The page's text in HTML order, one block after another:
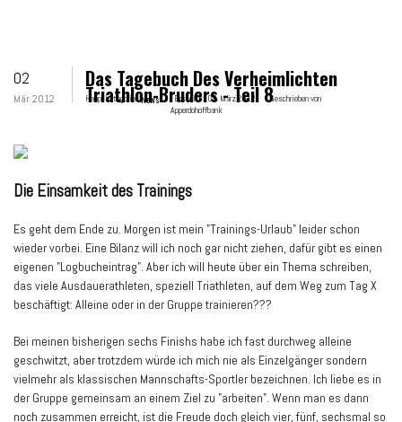
02
Mär 2012
Das Tagebuch Des Verheimlichten
Triathlon-Bruders - Teil 8
Hauptkategorie: News Erstellt: 02. März 2012
Geschrieben von
Apperdohoffbank
Die Einsamkeit des Trainings
Es geht dem Ende zu. Morgen ist mein "Trainings-Urlaub" leider schon
wieder vorbei. Eine Bilanz will ich noch gar nicht ziehen, dafür gibt es einen
eigenen "Logbucheintrag". Aber ich will heute über ein Thema schreiben,
das viele Ausdauerathleten, speziell Triathleten, auf dem Weg zum Tag X
beschäftigt: Alleine oder in der Gruppe trainieren???
Bei meinen bisherigen sechs Finishs habe ich fast durchweg alleine
geschwitzt, aber trotzdem würde ich mich nie als Einzelgänger sondern
vielmehr als klassischen Mannschafts-Sportler bezeichnen. Ich liebe es in
der Gruppe gemeinsam an einem Ziel zu "arbeiten". Wenn man es dann
noch zusammen erreicht, ist die Freude doch gleich vier, fünf, sechsmal so